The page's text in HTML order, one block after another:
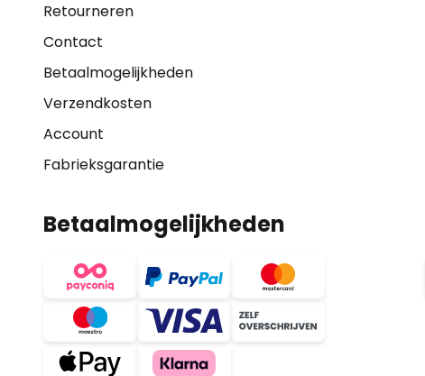
Retourneren
Contact
Betaalmogelijkheden
Verzendkosten
Account
Fabrieksgarantie
Betaalmogelijkheden